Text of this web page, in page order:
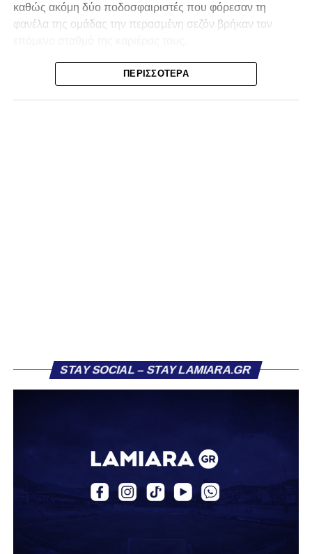
καθώς ακόμη δύο ποδοσφαιριστές που φόρεσαν τη
φανέλα της ομάδας την περασμένη σεζόν βρήκαν τον
Ο λόγος για τον Βασίλη Τρούμπουλο και τον Χρυσόστομο
Στάγκο, οι οποίοι θα συνεχίσουν μαζί την ποδοσφαιρική
«Ο Α.Ο. Σαρωνικός Αναβύσσου ανακοινώνει την
περσινή σεζόν πραγματοποίησε γεμάτη χρονιά στη Γ’
Στο παρελθόν αγωνίστηκε στην ΑΕΚ Β’, με την οποία
κατέγραψε 10 συμμετοχές στη Super League 2, καθώς
επίσης σε Εθνικό και Ζάκυνθο. Ξεκίνησε την καριέρα του
ΠΕΡΙΣΣΌΤΕΡΑ
STAY SOCIAL – STAY LAMIARA.GR